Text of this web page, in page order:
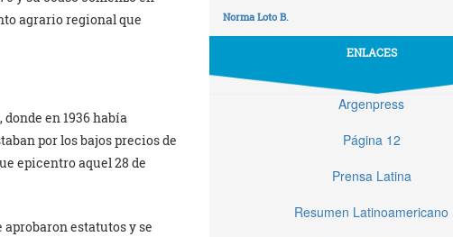
agrario regional que
en 1936 había
por los bajos precios de
epicentro aquel 28 de
aprobaron estatutos y se
Norma Loto B.
ENLACES
Argenpress
Página 12
Prensa Latina
Resumen Latinoamericano